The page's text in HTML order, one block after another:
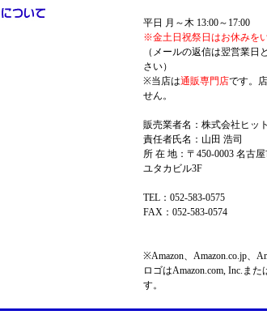
平日 月～木 13:00～17:00
※金土日祝祭日はお休みを
（メールの返信は翌営業日
さい）
※当店は通販専門店です。
せん。
販売業者名：株式会社ヒッ
責任者氏名：山田 浩司
所 在 地：〒450-0003 名古
ユタカビル3F
TEL：052-583-0575
FAX：052-583-0574
※Amazon、Amazon.co.jp、
ロゴはAmazon.com, Inc.ま
す。